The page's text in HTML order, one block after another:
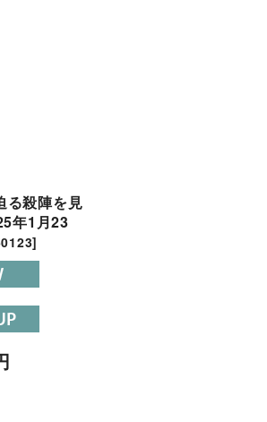
る殺陣を見
年1月23
]